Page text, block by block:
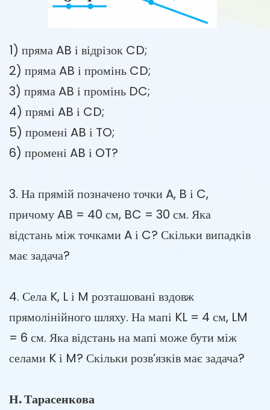
1) пряма AB і відрізок CD;
2) пряма AB і промінь CD;
3) пряма AB і промінь DC;
4) прямі AB і CD;
5) промені AB і TO;
6) промені AB і OT?
3. На прямій позначено точки A, B і C,
причому AB = 40 см, BC = 30 см. Яка
відстань між точками A і C? Скільки випадків
має задача?
4. Села K, L і M розташовані вздовж
прямолінійного шляху. На мапі KL = 4 см, LM
= 6 см. Яка відстань на мапі може бути між
селами K і M? Скільки розв’язків має задача?
Н. Тарасенкова